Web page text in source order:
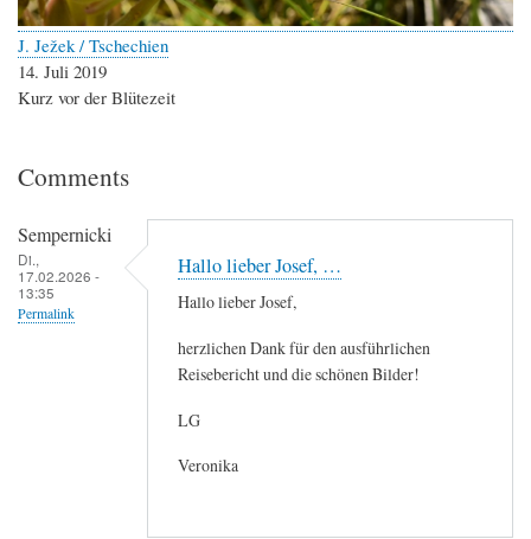
J. Ježek / Tschechien
14. Juli 2019
Kurz vor der Blütezeit
Comments
Sempernicki
Di.,
17.02.2026 -
13:35
Permalink
Hallo lieber Josef, …
Hallo lieber Josef,
herzlichen Dank für den ausführlichen
Reisebericht und die schönen Bilder!
LG
Veronika